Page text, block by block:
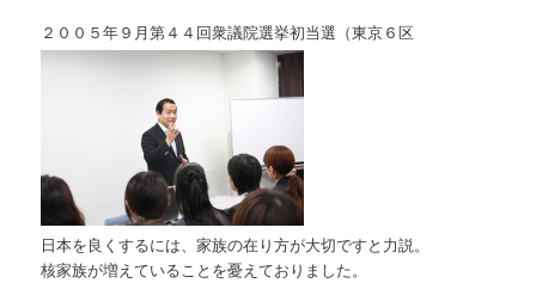
２００５年９月第４４回衆議院選挙初当選（東京６区
日本を良くするには、家族の在り方が大切ですと力説。
核家族が増えていることを憂えておりました。